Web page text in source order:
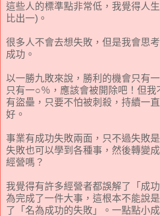
這些人的標準點非常低，我覺得人
比出一)。
很多人不會去想失敗，但是我會思
成功。
以一勝九敗來說，勝利的機會只有
只有一○％，應該會被開除吧！但
有盜壘，只要不怕被刺殺，持續一
好。
事業有成功失敗兩面，只不過失敗
失敗也可以學到各種事，然後轉變
經營嗎？
我覺得有許多經營者都誤解了「成
為完成了一件大事，這根本不能說
了「名為成功的失敗」。一點點小